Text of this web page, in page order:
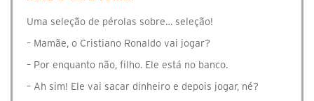
Uma seleção de pérolas sobre… seleção!
– Mamãe, o Cristiano Ronaldo vai jogar?
– Por enquanto não, filho. Ele está no banco.
– Ah sim! Ele vai sacar dinheiro e depois jogar, né?